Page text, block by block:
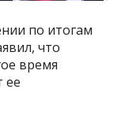
по итогам
что
время
ее